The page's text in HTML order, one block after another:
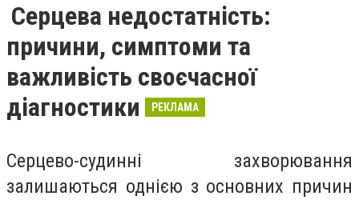
Серцева недостатність:
причини, симптоми та
важливість своєчасної
діагностики
РЕКЛАМА
Серцево-судинні захворювання
залишаються однією з основних причин